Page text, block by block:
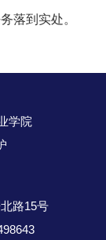
落到实处。
学院
路15号